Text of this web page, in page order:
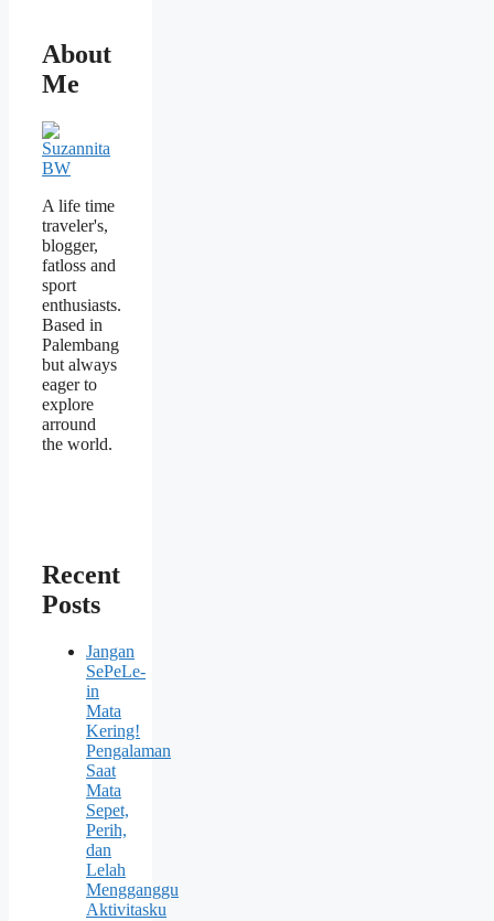
About
Me
A life time
traveler's,
blogger,
fatloss and
sport
enthusiasts.
Based in
Palembang
but always
eager to
explore
arround
the world.
Recent
Posts
Jangan
SePeLe-
in
Mata
Kering!
Pengalaman
Saat
Mata
Sepet,
Perih,
dan
Lelah
Mengganggu
Aktivitasku